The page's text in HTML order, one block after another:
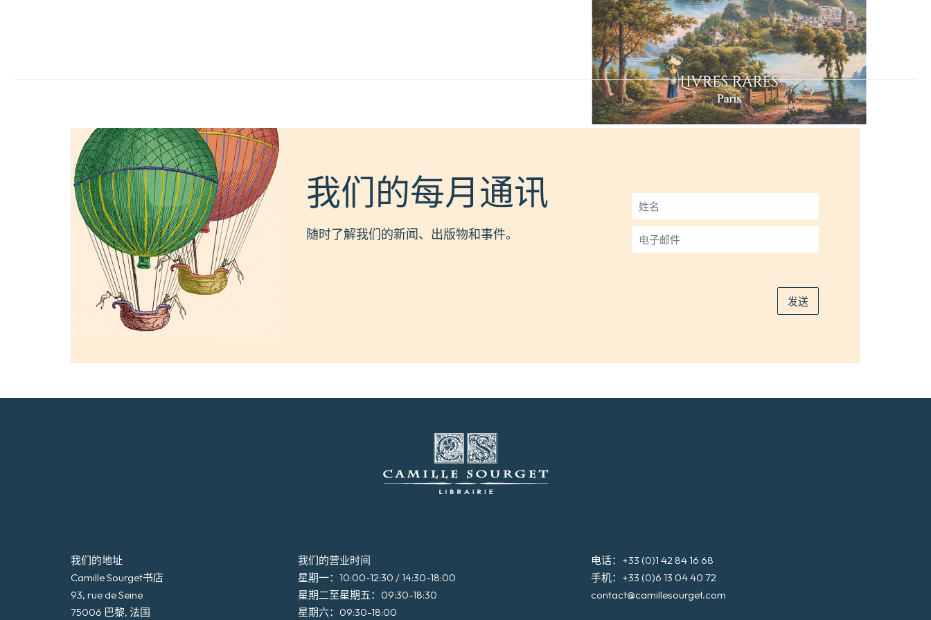
我们的每月通讯
随时了解我们的新闻、出版物和事件。
姓
名
*
子
发送
我们的地址
Camille Sourget书店
93, rue de Seine
75006 巴黎, 法国
我们的营业时间
星期一：10:00-12:30 / 14:30-18:00
星期二至星期五：09:30-18:30
星期六：09:30-18:00
电话：+33 (0)1 42 84 16 68
手机：+33 (0)6 13 04 40 72
contact@camillesourget.com